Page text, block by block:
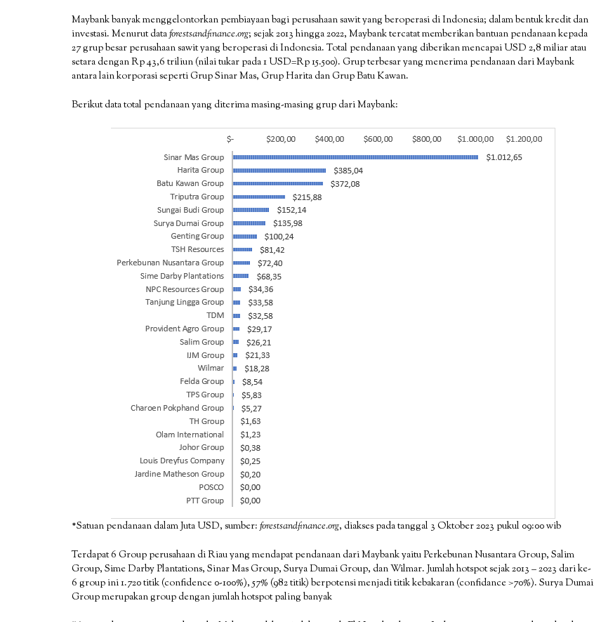
Maybank banyak menggelontorkan pembiayaan bagi perusahaan sawit yang beroperasi di Indonesia; dalam bentuk kredit dan
investasi. Menurut dataforestsandfinance.org; sejak 2013 hingga 2022, Maybank tercatat memberikan bantuan pendanaan kepada
27 grup besar perusahaan sawit yang beroperasi di Indonesia. Total pendanaan yang diberikan mencapai USD 2,8 miliar atau
setara dengan Rp 43,6 triliun (nilai tukar pada 1 USD=Rp 15.500). Grup terbesar yang menerima pendanaan dari Maybank
antara lain korporasi seperti Grup Sinar Mas, Grup Harita dan Grup Batu Kawan.
Berikut data total pendanaan yang diterima masing-masing grup dari Maybank:
*Satuan pendanaan dalam Juta USD, sumber:forestsandfinance.org, diakses pada tanggal 3 Oktober 2023 pukul 09:00 wib
Terdapat 6 Group perusahaan di Riau yang mendapat pendanaan dari Maybank yaitu Perkebunan Nusantara Group, Salim
Group, Sime Darby Plantations, Sinar Mas Group, Surya Dumai Group, dan Wilmar. Jumlah hotspot sejak 2013 – 2023 dari ke-
6 group ini 1.720 titik (confidence 0-100%), 57% (982 titik) berpotensi menjadi titik kebakaran (confidance >70%). Surya Dumai
Group merupakan group dengan jumlah hotspot paling banyak